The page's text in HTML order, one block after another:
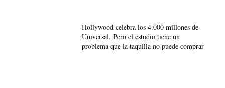
Hollywood celebra los 4.000 millones de
Universal. Pero el estudio tiene un
problema que la taquilla no puede comprar